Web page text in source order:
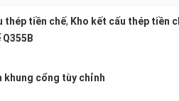
thép tiền chế, Kho kết cấu thép tiền
khung cổng tùy chỉnh